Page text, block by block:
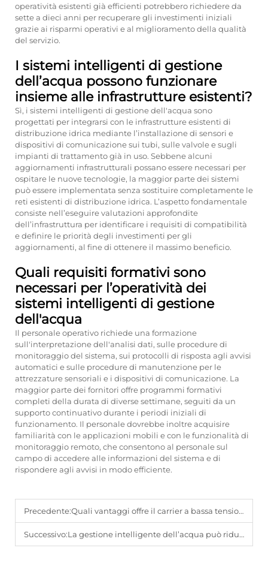
operatività esistenti già efficienti potrebbero richiedere da
sette a dieci anni per recuperare gli investimenti iniziali
grazie ai risparmi operativi e al miglioramento della qualità
del servizio.
I sistemi intelligenti di gestione
dell’acqua possono funzionare
insieme alle infrastrutture esistenti?
Sì, i sistemi intelligenti di gestione dell'acqua sono
progettati per integrarsi con le infrastrutture esistenti di
distribuzione idrica mediante l’installazione di sensori e
dispositivi di comunicazione sui tubi, sulle valvole e sugli
impianti di trattamento già in uso. Sebbene alcuni
aggiornamenti infrastrutturali possano essere necessari per
ospitare le nuove tecnologie, la maggior parte dei sistemi
può essere implementata senza sostituire completamente le
reti esistenti di distribuzione idrica. L’aspetto fondamentale
consiste nell’eseguire valutazioni approfondite
dell’infrastruttura per identificare i requisiti di compatibilità
e definire le priorità degli investimenti per gli
aggiornamenti, al fine di ottenere il massimo beneficio.
Quali requisiti formativi sono
necessari per l’operatività dei
sistemi intelligenti di gestione
dell'acqua
Il personale operativo richiede una formazione
sull'interpretazione dell'analisi dati, sulle procedure di
monitoraggio del sistema, sui protocolli di risposta agli avvisi
automatici e sulle procedure di manutenzione per le
attrezzature sensoriali e i dispositivi di comunicazione. La
maggior parte dei fornitori offre programmi formativi
completi della durata di diverse settimane, seguiti da un
supporto continuativo durante i periodi iniziali di
funzionamento. Il personale dovrebbe inoltre acquisire
familiarità con le applicazioni mobili e con le funzionalità di
monitoraggio remoto, che consentono al personale sul
campo di accedere alle informazioni del sistema e di
rispondere agli avvisi in modo efficiente.
Precedente:Quali vantaggi offre il carrier a bassa tensione per l'automazione industriale?
Successivo:La gestione intelligente dell’acqua può ridurre le perdite idriche e migliorare l’efficienza?